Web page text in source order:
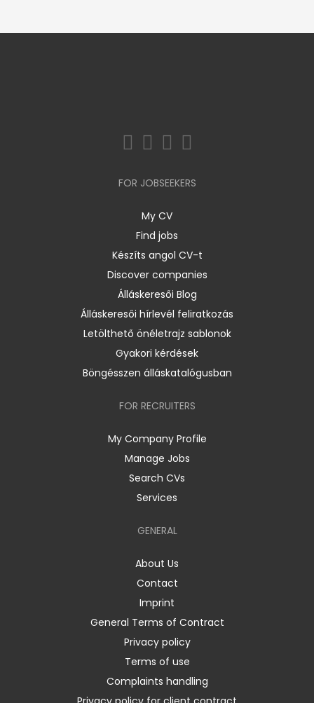
FOR JOBSEEKERS
My CV
Find jobs
Készíts angol CV-t
Discover companies
Álláskeresői Blog
Álláskeresői hírlevél feliratkozás
Letölthető önéletrajz sablonok
Gyakori kérdések
Böngésszen álláskatalógusban
FOR RECRUITERS
My Company Profile
Manage Jobs
Search CVs
Services
GENERAL
About Us
Contact
Imprint
General Terms of Contract
Privacy policy
Terms of use
Complaints handling